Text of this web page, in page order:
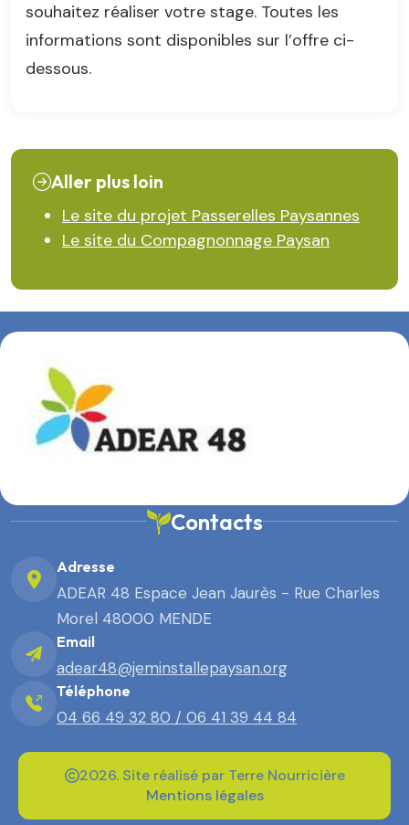
souhaitez réaliser votre stage. Toutes les
informations sont disponibles sur l’offre ci-
dessous.
Aller plus loin
Le site du projet Passerelles Paysannes
Le site du Compagnonnage Paysan
Contacts
Adresse
ADEAR 48 Espace Jean Jaurès - Rue Charles
Morel 48000 MENDE
Email
adear48@jeminstallepaysan.org
Téléphone
04 66 49 32 80 / 06 41 39 44 84
2026. Site réalisé par Terre Nourricière
Mentions légales